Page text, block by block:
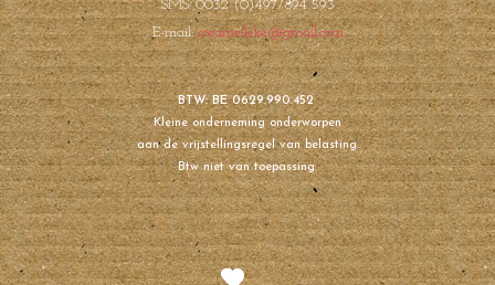
SMS: 0032 (0)497/894 593
E-mail:creamelleke@gmail.com
BTW: BE 0629.990.452
Kleine onderneming onderworpen
aan de vrijstellingsregel van belasting.
Btw niet van toepassing.